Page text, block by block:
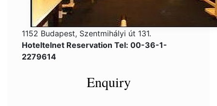
1152 Budapest, Szentmihályi út 131.
Hoteltelnet Reservation Tel: 00-36-1-
2279614
Enquiry